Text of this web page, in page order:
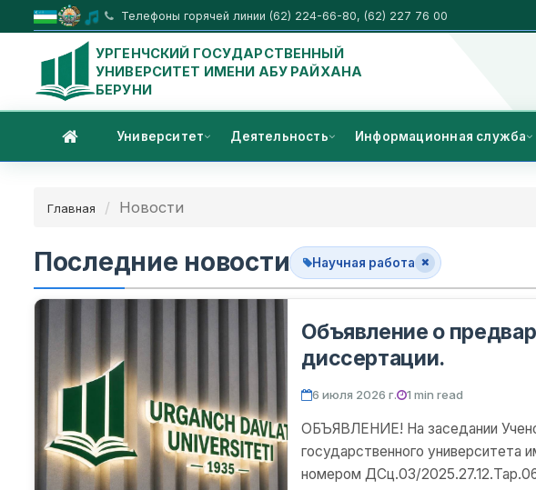
Телефоны горячей линии (62) 224-66-80, (62) 227 76 00
УРГЕНЧСКИЙ ГОСУДАРСТВЕННЫЙ
УНИВЕРСИТЕТ ИМЕНИ АБУ РАЙХАНА
БЕРУНИ
Университет Деятельность Информационная служба
Главная Новости
Последние новости Научная работа
Объявление о
диссертации.
6 июля 2026 г. 1 min read
ОБЪЯВЛЕНИЕ! На заседании
государственного университета
номером ДСц.03/